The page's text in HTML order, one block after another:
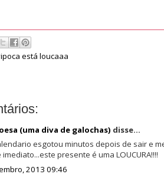
está loucaaa
(uma diva de galochas) disse...
esgotou minutos depois de sair e
presente é uma LOUCURA!!!!
2013 09:46